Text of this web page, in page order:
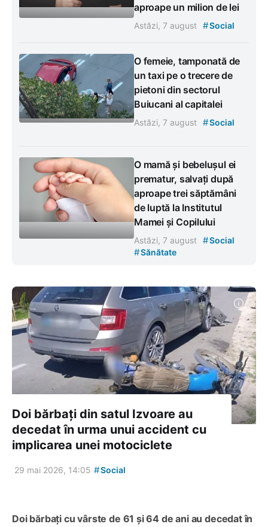
aproape un milion de lei
Astăzi, 7 august #Social
O femeie, tamponată de
un taxi pe o trecere de
pietoni din sectorul
Buiucani al capitalei
Astăzi, 7 august #Social
O mamă și bebelușul ei
prematur, salvați după
aproape trei săptămâni
de luptă la Institutul
Mamei și Copilului
Astăzi, 7 august #Social
#Sănătate
Doi bărbați din satul Izvoare au
decedat în urma unui accident cu
implicarea unei motociclete
29 mai 2026, 14:05 #Social
Doi bărbați cu vârste de 61 și 64 de ani au decedat în